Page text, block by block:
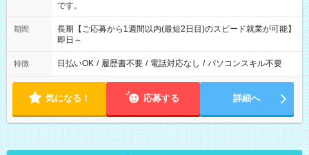
です。
期間
長期【ご応募から1週間以内(最短2日目)のスピード就業が可能】
即日～
特徴 日払いOK / 履歴書不要 / 電話対応なし / パソコンスキル不要
気になる！ 応募する 詳細へ